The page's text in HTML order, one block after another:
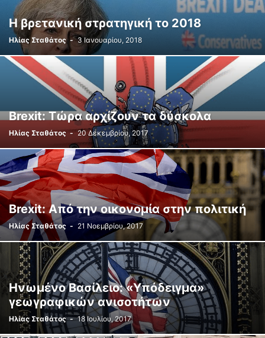
Η βρετανική στρατηγική το 2018
Ηλίας Σταθάτος - 3 Ιανουαρίου, 2018
Brexit: Τώρα αρχίζουν τα δύσκολα
Ηλίας Σταθάτος - 20 Δεκεμβρίου, 2017
Brexit: Από την οικονομία στην πολιτική
Ηλίας Σταθάτος - 21 Νοεμβρίου, 2017
Ηνωμένο Βασίλειο: «Υπόδειγμα»
γεωγραφικών ανισοτήτων
Ηλίας Σταθάτος - 18 Ιουλίου, 2017